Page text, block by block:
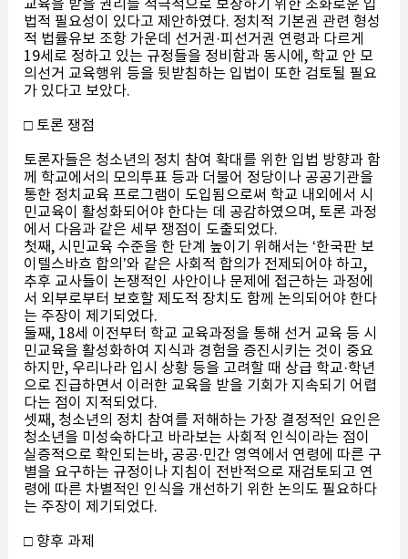
교육을 받을 권리를 적극적으로 보장하기 위한 조화로운 입
법적 필요성이 있다고 제안하였다. 정치적 기본권 관련 형성
적 법률유보 조항 가운데 선거권·피선거권 연령과 다르게
19세로 정하고 있는 규정들을 정비함과 동시에, 학교 안 모
의선거 교육행위 등을 뒷받침하는 입법이 또한 검토될 필요
가 있다고 보았다.
□ 토론 쟁점
토론자들은 청소년의 정치 참여 확대를 위한 입법 방향과 함
께 학교에서의 모의투표 등과 더불어 정당이나 공공기관을
통한 정치교육 프로그램이 도입됨으로써 학교 내외에서 시
민교육이 활성화되어야 한다는 데 공감하였으며, 토론 과정
에서 다음과 같은 세부 쟁점이 도출되었다.
첫째, 시민교육 수준을 한 단계 높이기 위해서는 ‘한국판 보
이텔스바흐 합의’와 같은 사회적 합의가 전제되어야 하고,
추후 교사들이 논쟁적인 사안이나 문제에 접근하는 과정에
서 외부로부터 보호할 제도적 장치도 함께 논의되어야 한다
는 주장이 제기되었다.
둘째, 18세 이전부터 학교 교육과정을 통해 선거 교육 등 시
민교육을 활성화하여 지식과 경험을 증진시키는 것이 중요
하지만, 우리나라 입시 상황 등을 고려할 때 상급 학교·학년
으로 진급하면서 이러한 교육을 받을 기회가 지속되기 어렵
다는 점이 지적되었다.
셋째, 청소년의 정치 참여를 저해하는 가장 결정적인 요인은
청소년을 미성숙하다고 바라보는 사회적 인식이라는 점이
실증적으로 확인되는바, 공공·민간 영역에서 연령에 따른 구
별을 요구하는 규정이나 지침이 전반적으로 재검토되고 연
령에 따른 차별적인 인식을 개선하기 위한 논의도 필요하다
는 주장이 제기되었다.
□ 향후 과제